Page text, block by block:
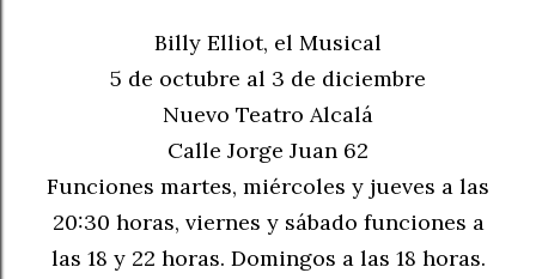
Billy Elliot, el Musical
5 de octubre al 3 de diciembre
Nuevo Teatro Alcalá
Calle Jorge Juan 62
Funciones martes, miércoles y jueves a las
20:30 horas, viernes y sábado funciones a
las 18 y 22 horas. Domingos a las 18 horas.